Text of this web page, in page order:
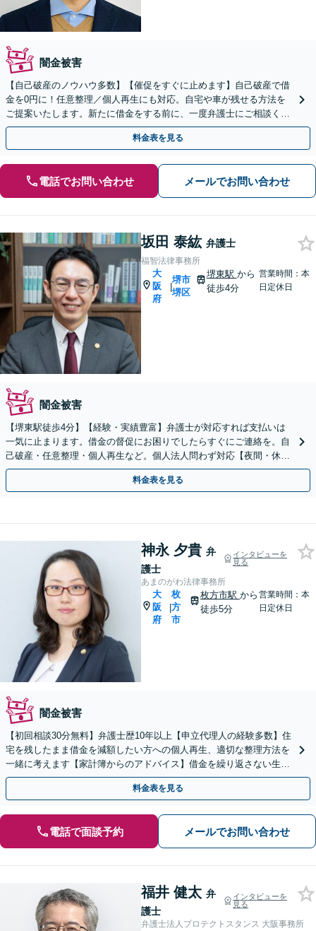
闇金被害
【自己破産のノウハウ多数】【催促をすぐに止めます】自己破産で借
金を0円に！任意整理／個人再生にも対応。自宅や車が残せる方法を
ご提案いたします。新たに借金をする前に、一度弁護士にご相談くだ
さい【北浜駅徒歩3分】【法テラス利用可】
料金表を見る
電話でお問い合わせ メールでお問い合わせ
坂田 泰紘 弁護士
福智法律事務所
大
阪
府
|
堺市
堺区
堺東駅 から
徒歩4分
営業時間：本
日定休日
闇金被害
【堺東駅徒歩4分】【経験・実績豊富】弁護士が対応すれば支払いは
一気に止まります。借金の督促にお困りでしたらすぐにご連絡を。自
己破産・任意整理・個人再生など。個人法人問わず対応【夜間・休日
対応】【借金問題のみ初回相談無料】
料金表を見る
神永 夕貴 弁
護士
インタビューを
見る
あまのがわ法律事務所
大
阪
府
|
枚
方
市
枚方市駅 から
徒歩5分
営業時間：本
日定休日
闇金被害
【初回相談30分無料】弁護士歴10年以上【申立代理人の経験多数】住
宅を残したまま借金を減額したい方への個人再生、適切な整理方法を
一緒に考えます【家計簿からのアドバイス】借金を繰り返さない生活
再建を目指しましょう【枚方市駅5分】
料金表を見る
電話で面談予約 メールでお問い合わせ
福井 健太 弁
護士
インタビューを
見る
弁護士法人プロテクトスタンス 大阪事務所